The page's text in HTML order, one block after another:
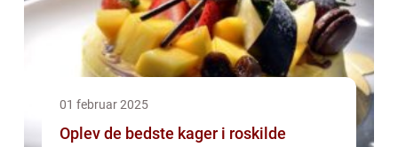
01 februar 2025
Oplev de bedste kager i roskilde